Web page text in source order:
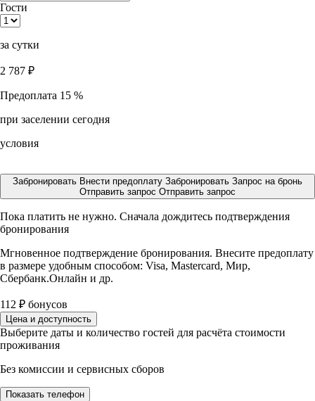
Гости
за сутки
2 787 ₽
Предоплата 15 %
при заселении сегодня
условия
Забронировать Внести предоплату Забронировать Запрос на бронь
Отправить запрос Отправить запрос
Пока платить не нужно. Сначала дождитесь подтверждения
бронирования
Мгновенное подтверждение бронирования. Внесите предоплату
в размере удобным способом: Visa, Mastercard, Мир,
Сбербанк.Онлайн и др.
112 ₽ бонусов
Цена и доступность
Выберите даты и количество гостей для расчёта стоимости
проживания
Без комиссии и сервисных сборов
Показать телефон